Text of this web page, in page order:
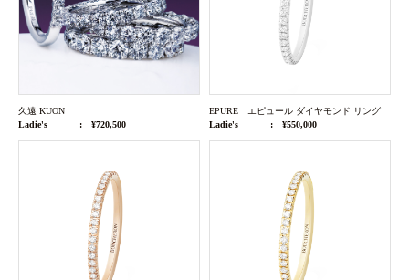
久遠 KUON
Ladie's
¥720,500
EPURE エピュール ダイヤモンド リング
Ladie's
¥550,000